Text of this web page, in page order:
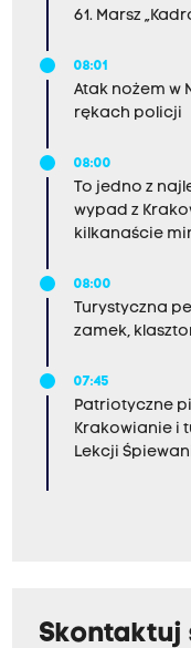
61. Marsz
08:01
Atak nożem w
rękach policji
08:00
To jedno z
wypad z
kilkanaście
08:00
Turystyczna
zamek,
07:45
Patriotyczne
Krakowianie i
Lekcji
Skontaktuj